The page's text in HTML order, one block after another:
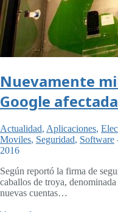
Nuevamente
Google
Actualidad, Aplicaciones,
Moviles, Seguridad, Software
2016
Según reportó la firma de
caballos de troya,
nuevas cuentas…